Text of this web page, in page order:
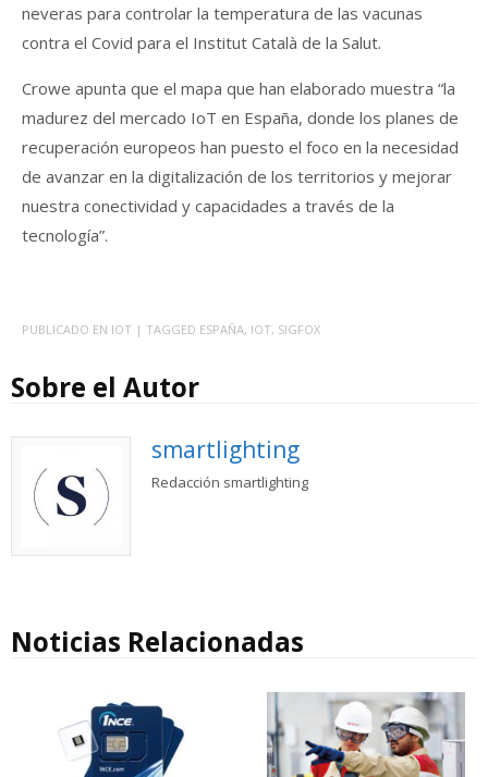
neveras para controlar la temperatura de las vacunas
contra el Covid para el Institut Català de la Salut.
Crowe apunta que el mapa que han elaborado muestra “la
madurez del mercado IoT en España, donde los planes de
recuperación europeos han puesto el foco en la necesidad
de avanzar en la digitalización de los territorios y mejorar
nuestra conectividad y capacidades a través de la
tecnología”.
PUBLICADO EN IOT | TAGGED ESPAÑA, IOT, SIGFOX
Sobre el Autor
smartlighting
Redacción smartlighting
Noticias Relacionadas